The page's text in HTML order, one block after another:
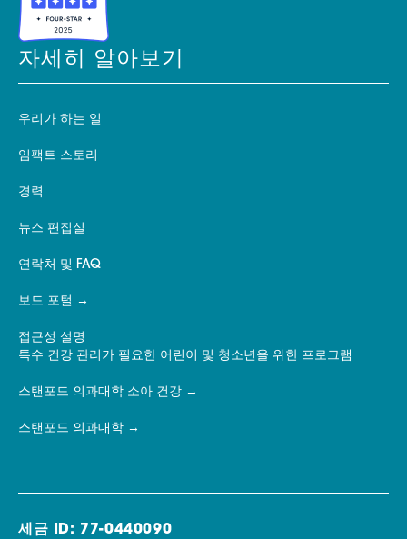
자세히 알아보기
우리가 하는 일
임팩트 스토리
경력
뉴스 편집실
연락처 및 FAQ
보드 포털
접근성 설명
특수 건강 관리가 필요한 어린이 및 청소년을 위한 프로그램
스탠포드 의과대학 소아 건강
스탠포드 의과대학
세금 ID: 77-0440090